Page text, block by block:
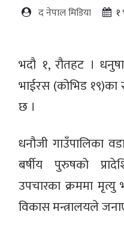
द नेपाल मिडिया १
भदौ १, रौतहट ।
भाईरस (कोभिड
छ ।
धनौजी गाउँपालिका
बर्षीय पुरुषको
उपचारका क्रममा
विकास मन्त्रालयले